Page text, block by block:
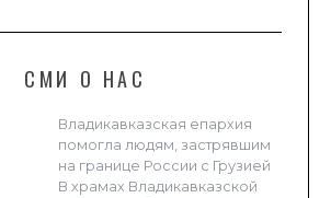
СМИ О НАС
Владикавказская епархия
помогла людям, застрявшим
на границе России с Грузией
В храмах Владикавказской